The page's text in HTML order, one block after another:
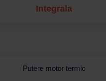
Integrala
Putere motor termic